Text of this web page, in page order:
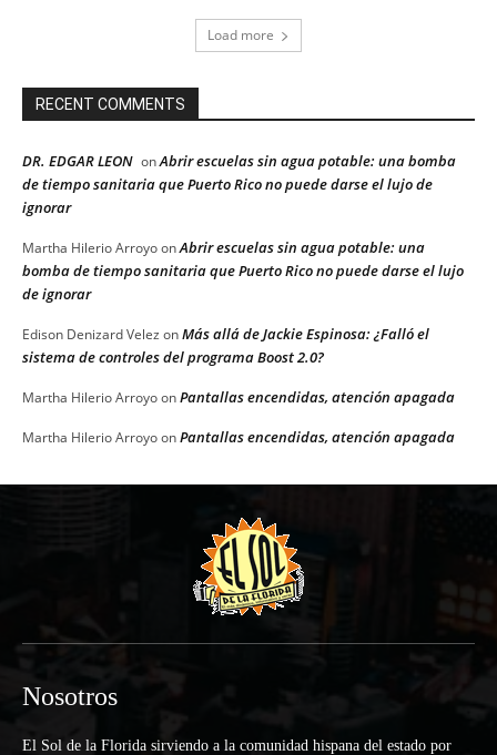
Load more
RECENT COMMENTS
DR. EDGAR LEON onAbrir escuelas sin agua potable: una bomba
de tiempo sanitaria que Puerto Rico no puede darse el lujo de
ignorar
Martha Hilerio ArroyoonAbrir escuelas sin agua potable: una
bomba de tiempo sanitaria que Puerto Rico no puede darse el lujo
de ignorar
Edison Denizard Velez onMás allá de Jackie Espinosa: ¿Falló el
sistema de controles del programa Boost 2.0?
Martha Hilerio ArroyoonPantallas encendidas, atención apagada
Martha Hilerio ArroyoonPantallas encendidas, atención apagada
Nosotros
El Sol de la Florida sirviendo a la comunidad hispana del estado por